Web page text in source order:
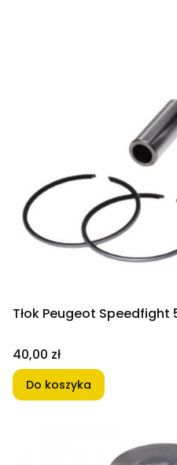
Tłok Peugeot Speedfight
Cena
40,00 zł
Do koszyka